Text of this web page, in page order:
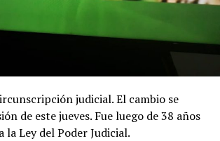
judicial. El cambio se
de este jueves. Fue luego de 38 años
la Ley del Poder Judicial.